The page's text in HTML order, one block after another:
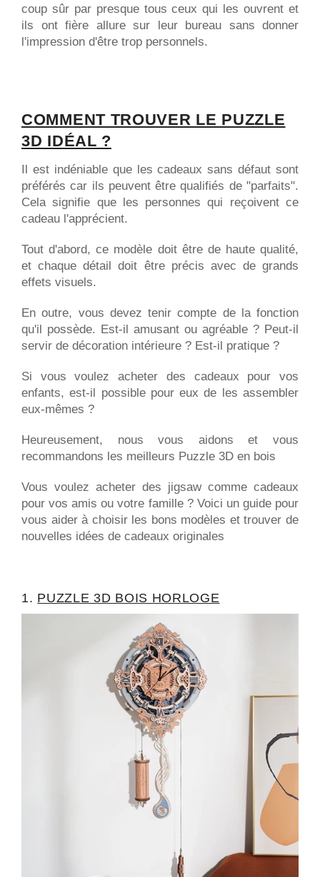
coup sûr par presque tous ceux qui les ouvrent et
ils ont fière allure sur leur bureau sans donner
l'impression d'être trop personnels.
COMMENT TROUVER LE PUZZLE
3D IDÉAL ?
Il est indéniable que les cadeaux sans défaut sont
préférés car ils peuvent être qualifiés de "parfaits".
Cela signifie que les personnes qui reçoivent ce
cadeau l'apprécient.
Tout d'abord, ce modèle doit être de haute qualité,
et chaque détail doit être précis avec de grands
effets visuels.
En outre, vous devez tenir compte de la fonction
qu'il possède. Est-il amusant ou agréable ? Peut-il
servir de décoration intérieure ? Est-il pratique ?
Si vous voulez acheter des cadeaux pour vos
enfants, est-il possible pour eux de les assembler
eux-mêmes ?
Heureusement, nous vous aidons et vous
recommandons les meilleurs Puzzle 3D en bois
Vous voulez acheter des jigsaw comme cadeaux
pour vos amis ou votre famille ? Voici un guide pour
vous aider à choisir les bons modèles et trouver de
nouvelles idées de cadeaux originales
1. PUZZLE 3D BOIS HORLOGE